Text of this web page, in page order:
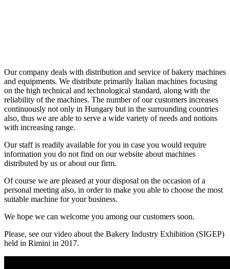
Our company deals with distribution and service of bakery machines
and equipments. We distribute primarily Italian machines focusing
on the high technical and technological standard, along with the
reliability of the machines. The number of our customers increases
continuously not only in Hungary but in the surrounding countries
also, thus we are able to serve a wide variety of needs and notions
with increasing range.
Our staff is readily available for you in case you would require
information you do not find on our website about machines
distributed by us or about our firm.
Of course we are pleased at your disposal on the occasion of a
personal meeting also, in order to make you able to choose the most
suitable machine for your business.
We hope we can welcome you among our customers soon.
Please, see our video about the Bakery Industry Exhibition (SIGEP)
held in Rimini in 2017.